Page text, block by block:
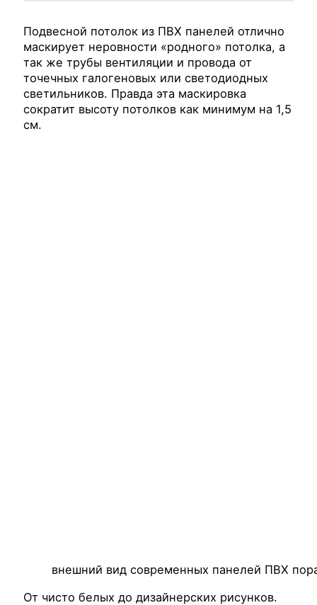
Подвесной потолок из ПВХ панелей отлично
маскирует неровности «родного» потолка, а
так же трубы вентиляции и провода от
точечных галогеновых или светодиодных
светильников. Правда эта маскировка
сократит высоту потолков как минимум на 1,5
см.
внешний вид современных панелей ПВХ
От чисто белых до дизайнерских рисунков.